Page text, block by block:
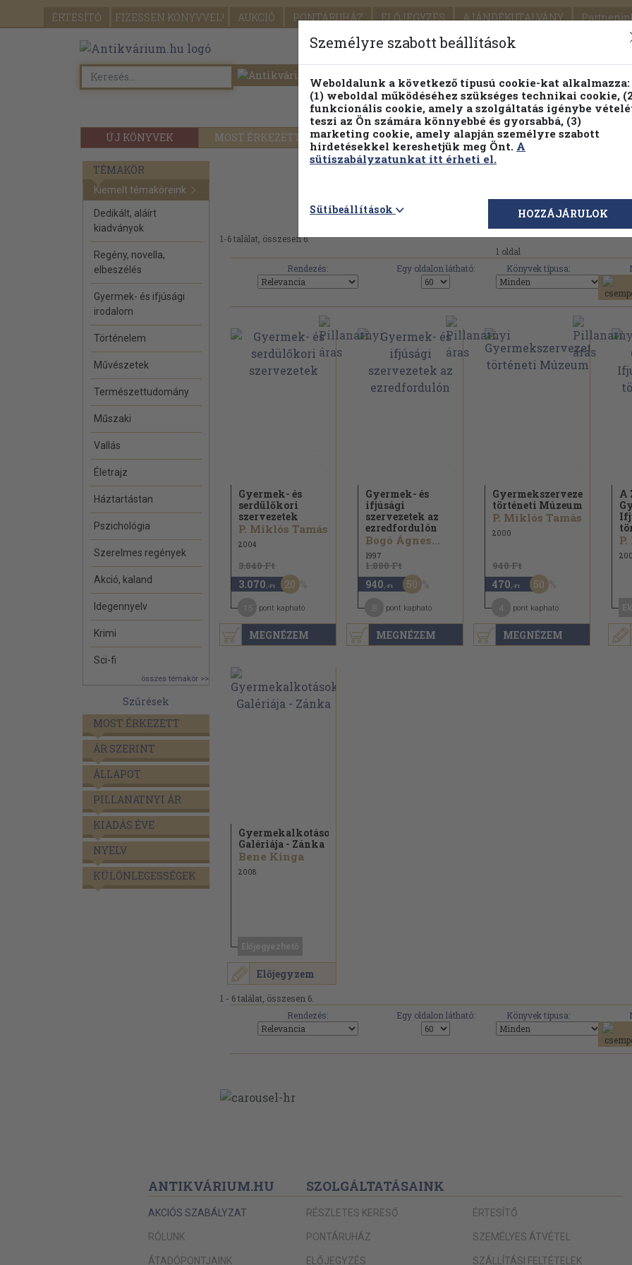
ÉRTESÍTŐ FIZESSEN KÖNYVVEL! AUKCIÓ PONTÁRUHÁZ ELŐJEGYZÉS AJÁNDÉKUTALVÁNY
SEGÍTSÉG
ÚJ KÖNYVEK MOST ÉRKEZETT PILLANATNYI ÁRAINK FENNTARTHATÓ
Részletes kereső Témaköri fa
TÉMAKÖR
Kiemelt témaköreink
Dedikált, aláírt
kiadványok
Regény, novella,
elbeszélés
Gyermek- és ifjúsági
irodalom
Történelem
Művészetek
Természettudomány
Műszaki
Vallás
Életrajz
Háztartástan
Pszichológia
Szerelmes regények
Akció, kaland
Idegennyelv
Krimi
Sci-fi
összes témakör >>
Szűrések
MOST ÉRKEZETT
ÁR SZERINT
ÁLLAPOT
PILLANATNYI ÁR
KIADÁS ÉVE
NYELV
KÜLÖNLEGESSÉGEK
Zánkai Gyermek és Ifjúsági Centrum Kht. művei,
1-6 találat, összesen 6.
1 oldal
Rendezés:
Egy oldalon látható: Könyvek típusa:
MEGNÉZEM
Gyermek- és
serdülőkori
szervezetek
P. Miklós Tamás
2004
3.840 Ft
3.070 ,-Ft 20
pont kapható
MEGNÉZEM
Gyermek- és
ifjúsági
szervezetek az
ezredfordulón
Bogó Ágnes...
1997
1.880 Ft
940 ,-Ft 50
pont kapható
MEGNÉZEM
Gyermekszervezet-
történeti Múzeum
P. Miklós Tamás
2000
940 Ft
470 ,-Ft 50
pont kapható
A
Előjegyzem
Gyermekalkotások
Galériája - Zánka
Bene Kinga
2008
1 - 6 találat, összesen 6.
Rendezés:
Egy oldalon látható: Könyvek típusa:
ANTIKVÁRIUM.HU
AKCIÓS SZABÁLYZAT
RÓLUNK
ÁTADÓPONTJAINK
SZOLGÁLTATÁSAINK
RÉSZLETES KERESŐ
PONTÁRUHÁZ
ELŐJEGYZÉS
ÉRTESÍTŐ
SZEMÉLYES ÁTVÉTEL
SZÁLLÍTÁSI FELTÉTELEK
Személyre szabott beállítások
Weboldalunk a következő típusú cookie-kat alkalmazza:
(1) weboldal működéséhez szükséges technikai cookie,
funkcionális cookie, amely a szolgáltatás igénybe
teszi az Ön számára könnyebbé és gyorsabbá, (3)
marketing cookie, amely alapján személyre szabott
hirdetésekkel kereshetjük meg Önt. A
sütiszabályzatunkat itt érheti el.
Sütibeállítások HOZZÁJÁRULOK